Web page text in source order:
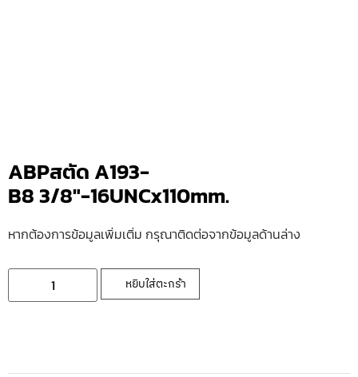
ABPสตัด A193-
B8 3/8″-16UNCx110mm.
หากต้องการข้อมูลเพิ่มเติ่ม กรุณาติดต่อจากข้อมูลด้านล่าง
หยิบใส่ตะกร้า